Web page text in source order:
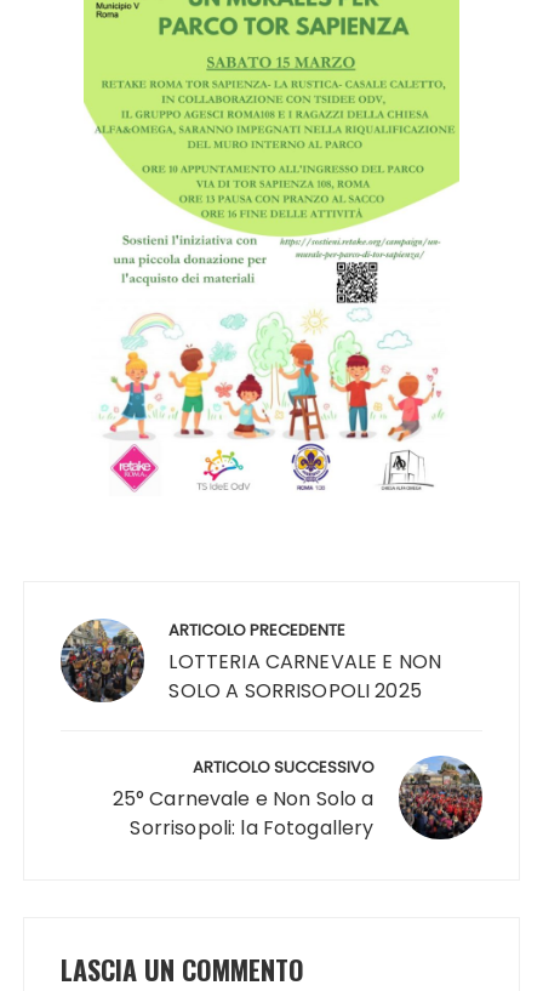
articoli ARTICOLO PRECEDENTE
LOTTERIA CARNEVALE E NON
SOLO A SORRISOPOLI 2025
ARTICOLO SUCCESSIVO
25° Carnevale e Non Solo a
Sorrisopoli: la Fotogallery
LASCIA UN COMMENTO